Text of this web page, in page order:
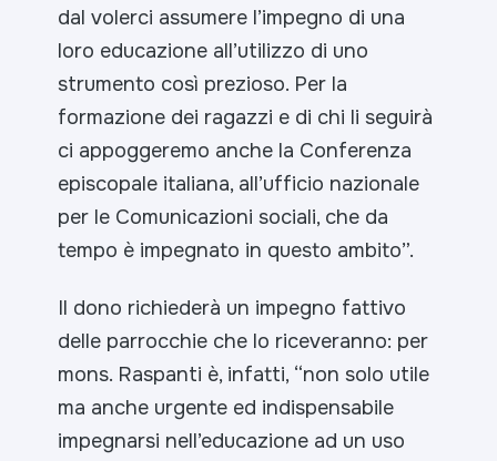
dal volerci assumere l’impegno di una
loro educazione all’utilizzo di uno
strumento così prezioso. Per la
formazione dei ragazzi e di chi li seguirà
ci appoggeremo anche la Conferenza
episcopale italiana, all’ufficio nazionale
per le Comunicazioni sociali, che da
tempo è impegnato in questo ambito”.
Il dono richiederà un impegno fattivo
delle parrocchie che lo riceveranno: per
mons. Raspanti è, infatti, “non solo utile
ma anche urgente ed indispensabile
impegnarsi nell’educazione ad un uso